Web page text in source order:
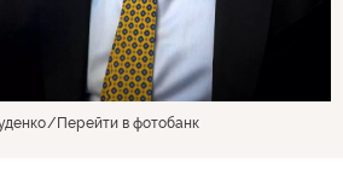
Перейти в фотобанк